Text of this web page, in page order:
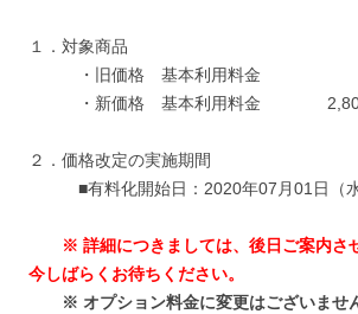
１．対象商品
・旧価格 基本利用料金 0
・新価格 基本利用料金 2,800
２．価格改定の実施期間
■有料化開始日：2020年07月01日（水
※ 詳細につきましては、後日ご案内させ
今しばらくお待ちください。
※ オプション料金に変更はございませ